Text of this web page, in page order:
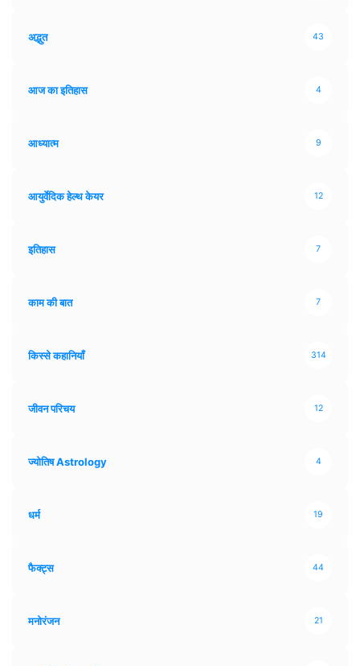
अद्भुत 43
आज का इतिहास 4
आध्यात्म 9
आयुर्वेदिक हेल्थ केयर 12
इतिहास 7
काम की बात 7
किस्से कहानियाँ 314
जीवन परिचय 12
ज्योतिष Astrology 4
धर्म 19
फैक्ट्स 44
मनोरंजन 21